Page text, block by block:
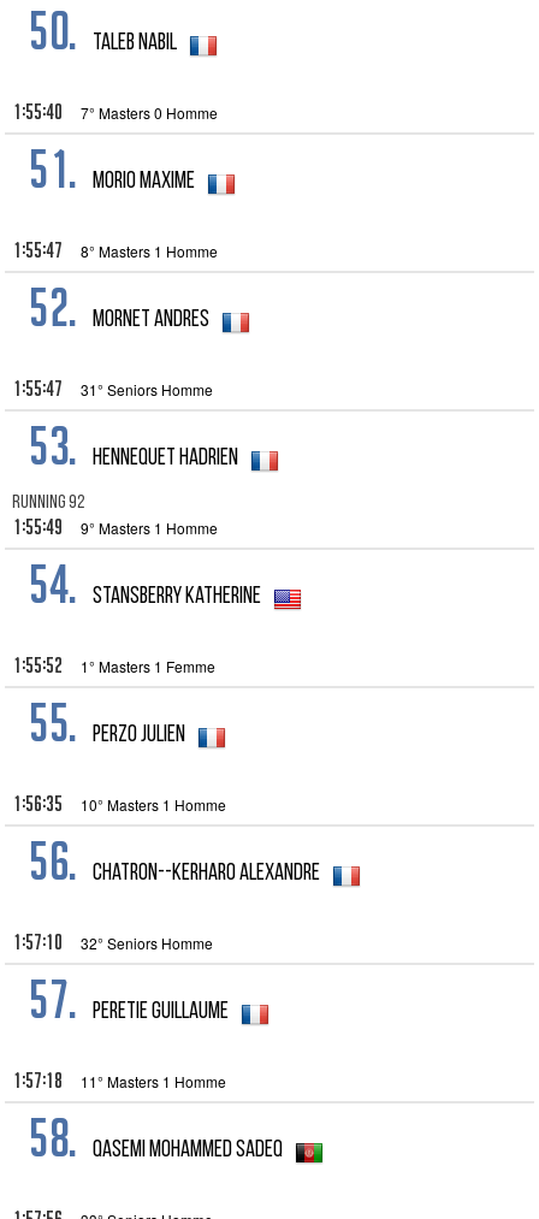
50. Taleb Nabil
1:55:40 7° Masters 0 Homme
51. MORIO MAXIME
1:55:47 8° Masters 1 Homme
52. Mornet Andres
1:55:47 31° Seniors Homme
53. HENNEQUET Hadrien
RUNNING 92
1:55:49 9° Masters 1 Homme
54. Stansberry Katherine
1:55:52 1° Masters 1 Femme
55. Perzo Julien
1:56:35 10° Masters 1 Homme
56. Chatron--Kerharo Alexandre
1:57:10 32° Seniors Homme
57. Peretie Guillaume
1:57:18 11° Masters 1 Homme
58. Qasemi Mohammed sadeq